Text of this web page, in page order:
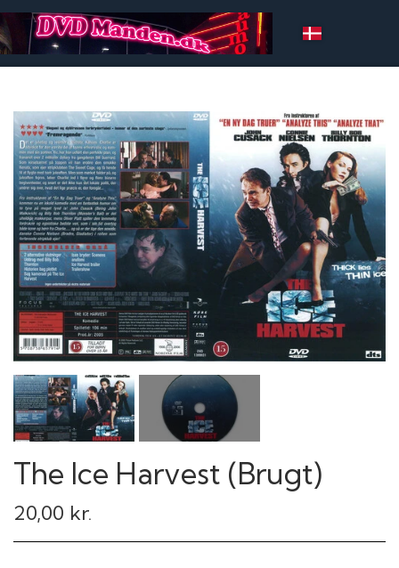
The Ice Harvest (Brugt)
20,00 kr.